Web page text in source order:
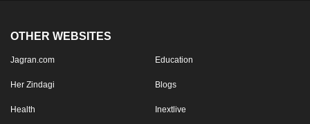
OTHER WEBSITES
Jagran.com Education
Her Zindagi Blogs
Health Inextlive